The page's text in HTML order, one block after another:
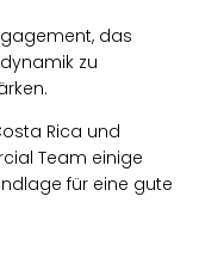
das
zu
Rica und
Team einige
für eine gute